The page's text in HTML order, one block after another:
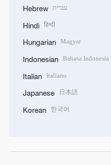
Hebrew עברית
Hindi हिन्दी
Hungarian Magyar
Indonesian Bahasa Indonesia
Italian Italiano
Japanese 日本語
Korean 한국어